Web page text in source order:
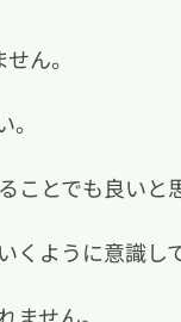
ん。
ことでも良いと
ように意識し
せん。